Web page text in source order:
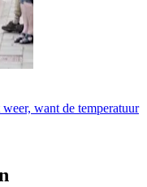
want de temperatuur